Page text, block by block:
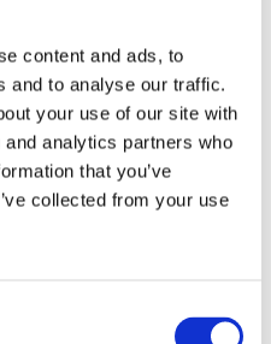
content and ads, to
and to analyse our traffic.
your use of our site with
analytics partners who
that you’ve
collected from your use